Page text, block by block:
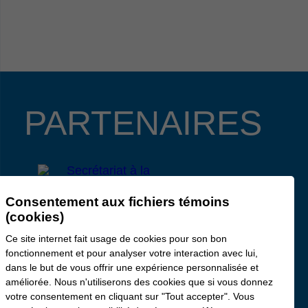
PARTENAIRES
Consentement aux fichiers témoins
(cookies)
Ce site internet fait usage de cookies pour son bon
fonctionnement et pour analyser votre interaction avec lui,
dans le but de vous offrir une expérience personnalisée et
améliorée. Nous n'utiliserons des cookies que si vous donnez
votre consentement en cliquant sur "Tout accepter". Vous